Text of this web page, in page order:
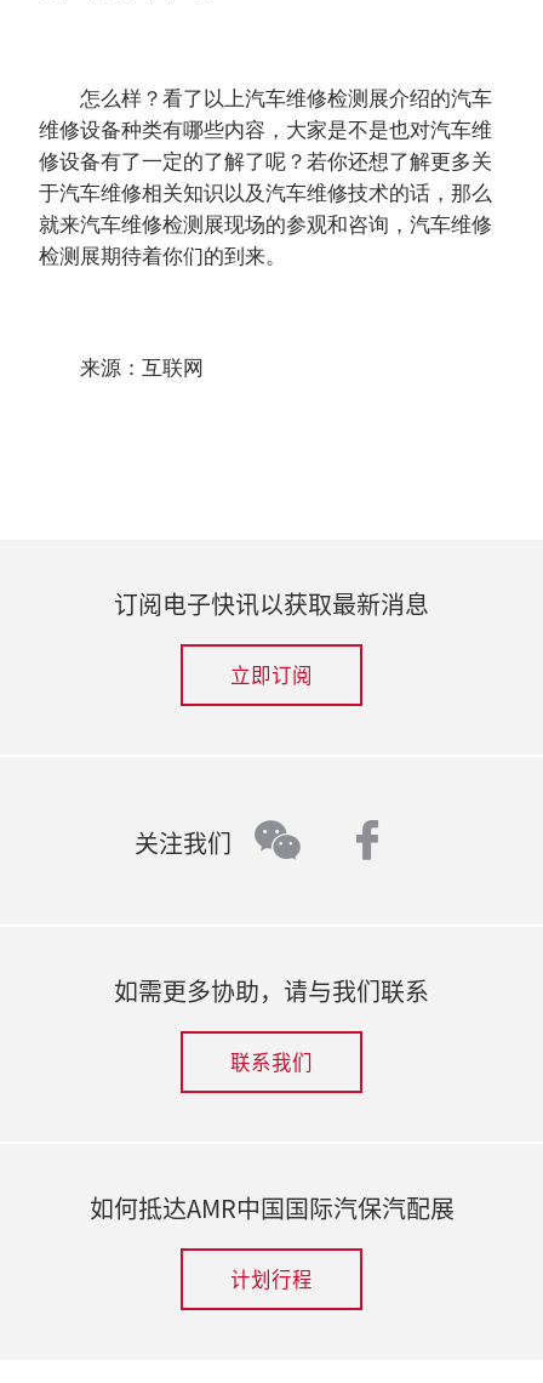
怎么样？看了以上汽车维修检测展介绍的汽车
维修设备种类有哪些内容，大家是不是也对汽车维
修设备有了一定的了解了呢？若你还想了解更多关
于汽车维修相关知识以及汽车维修技术的话，那么
就来汽车维修检测展现场的参观和咨询，汽车维修
检测展期待着你们的到来。
来源：互联网
订阅电子快讯以获取最新消息
立即订阅
关注我们 wechat
如需更多协助，请与我们联系
联系我们
如何抵达AMR中国国际汽保汽配展
计划行程